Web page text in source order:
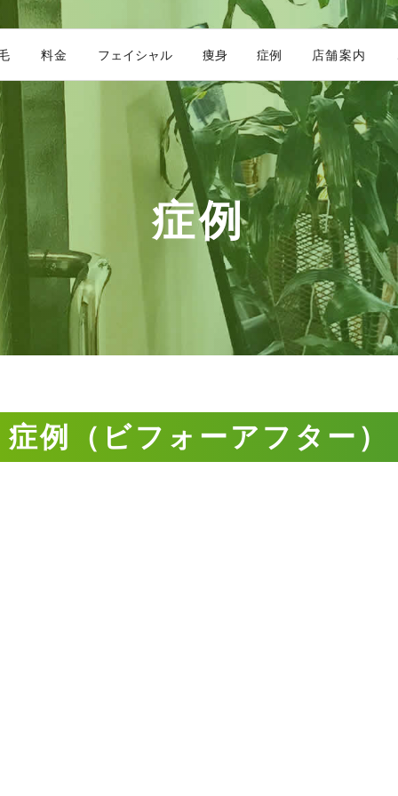
料金 フェイシャル 痩身 症例 店舗案内
症例
症例（ビフォーアフター）